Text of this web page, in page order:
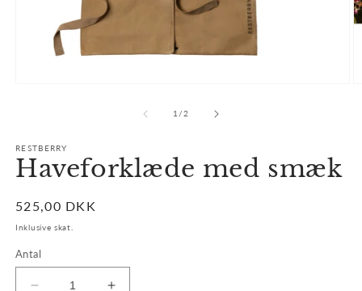
1 /af
2
RESTBERRY
Haveforklæde med smæk
Normalpris
525,00 DKK
Inklusive skat.
Antal